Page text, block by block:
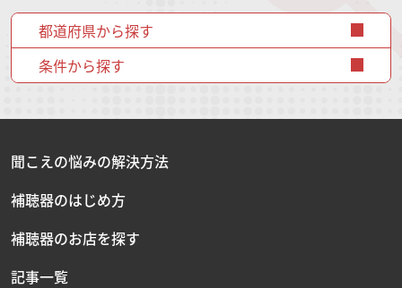
都道府県から探す
条件から探す
聞こえの悩みの解決方法
補聴器のはじめ方
補聴器のお店を探す
記事一覧